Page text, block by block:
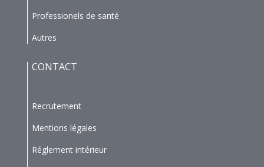
Professionels de santé
Autres
CONTACT
Recrutement
Mentions légales
Réglement intérieur